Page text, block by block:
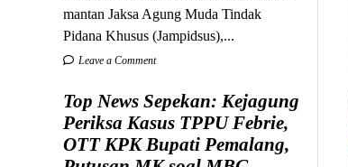
mantan Jaksa Agung Muda Tindak
Pidana Khusus (Jampidsus),...
Leave a Comment
Top News Sepekan: Kejagung
Periksa Kasus TPPU Febrie,
OTT KPK Bupati Pemalang,